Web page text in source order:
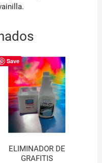
Save
ELIMINADOR DE
GRAFITIS